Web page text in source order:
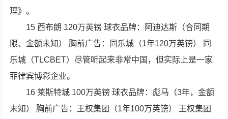
理》。
15 西布朗 120万英镑 球衣品牌：阿迪达斯（合同期
限、金额未知） 胸前广告：同乐城（1年120万英镑） 同
乐城（TLCBET）尽管听起来非常中国，但实际上是一家
菲律宾博彩企业。
16 莱斯特城 100万英镑 球衣品牌：彪马（3年，金额
未知） 胸前广告：王权集团（1年100万英镑） 王权集团